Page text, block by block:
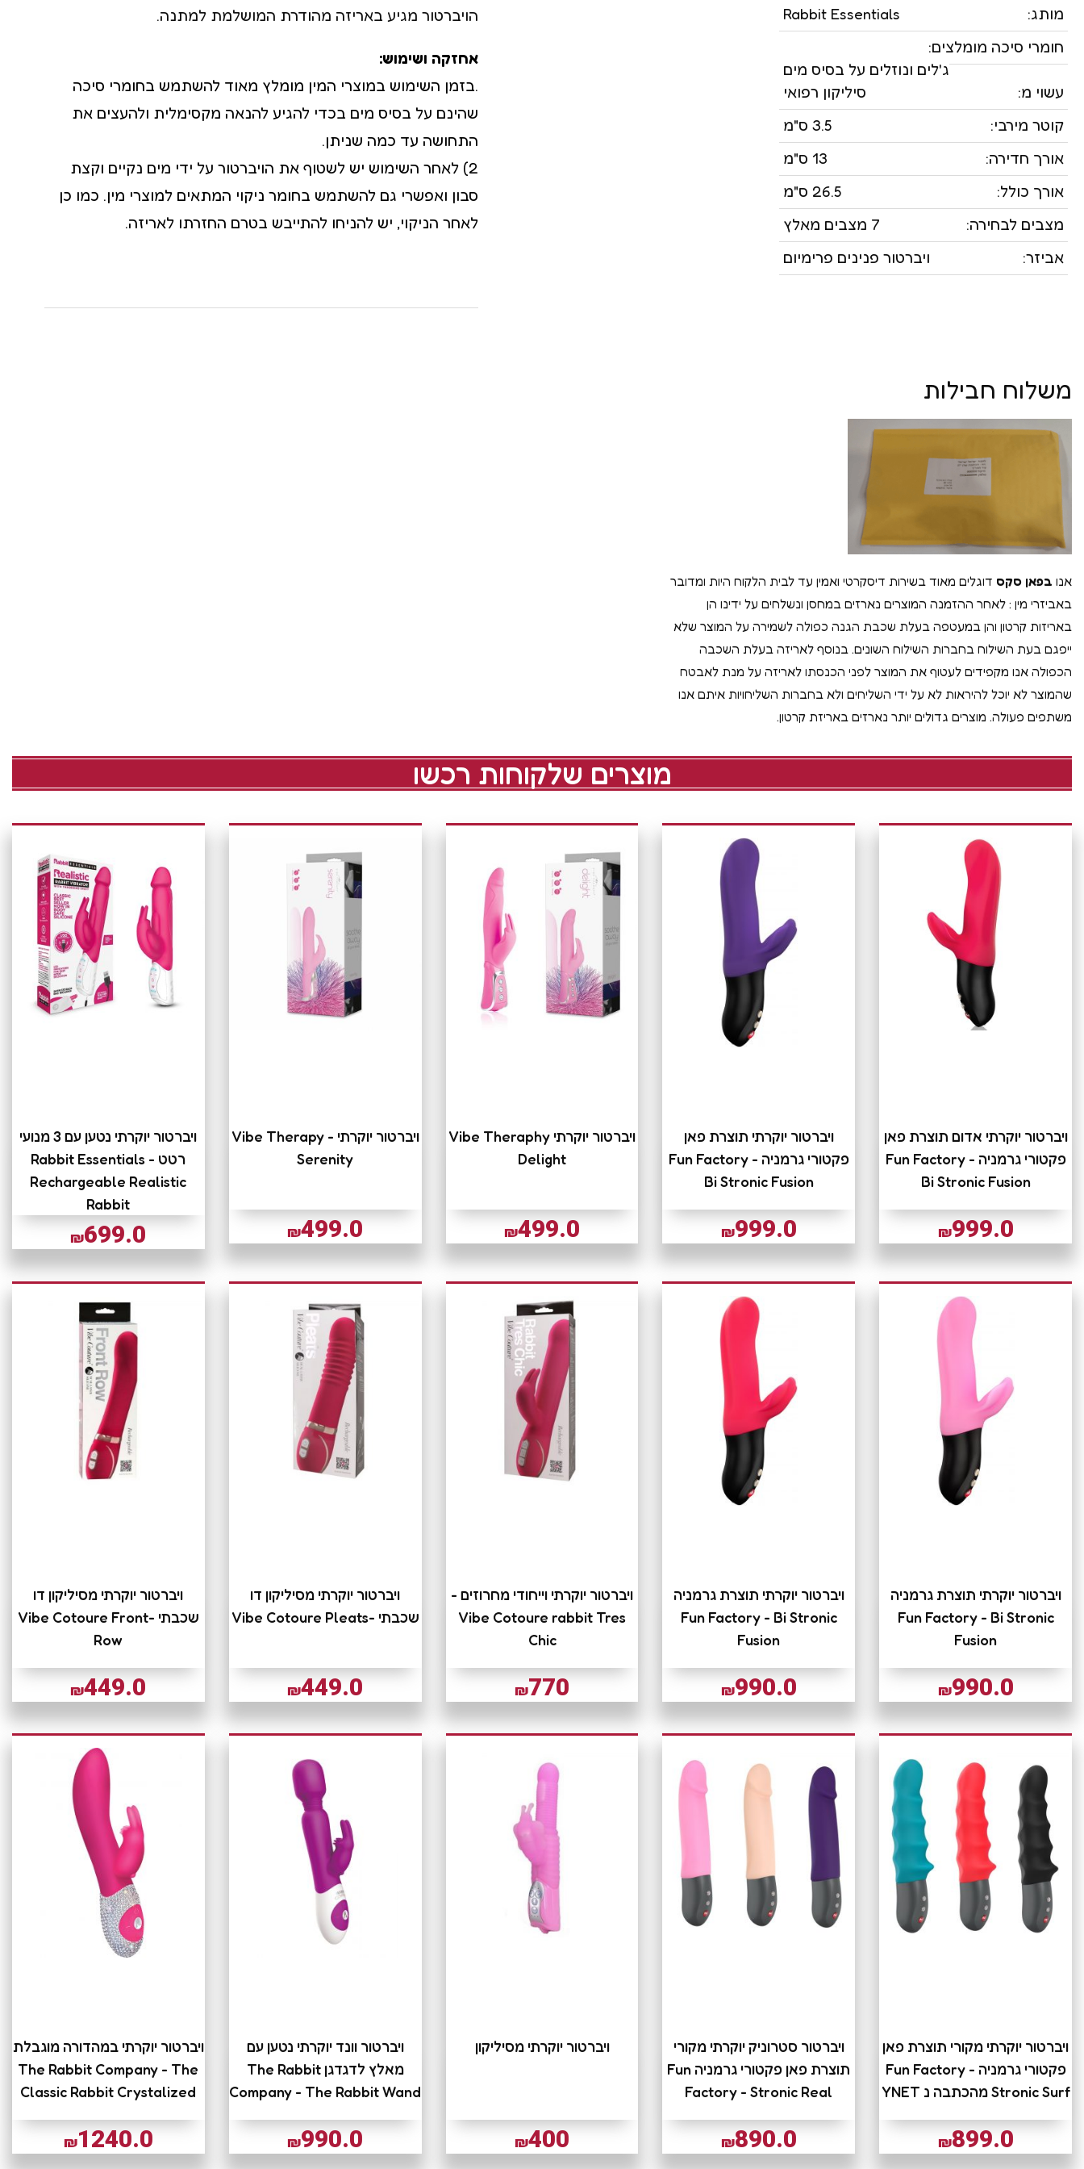
מותג:
Rabbit Essentials
חומרי סיכה מומלצים:
ג'לים ונוזלים על בסיס מים
עשוי מ:
סיליקון רפואי
קוטר מירבי:
3.5 ס"מ
אורך חדירה:
13 ס"מ
אורך כולל:
26.5 ס"מ
מצבים לבחירה:
7 מצבים מאלץ
אביזר:
ויברטור פנינים פרימיום
הויברטור מגיע באריזה מהודרת המושלמת למתנה.
אחזקה ושימוש:
.בזמן השימוש במוצרי המין מומלץ מאוד להשתמש בחומרי סיכה
שהינם על בסיס מים בכדי להגיע להנאה מקסימלית ולהעצים את
התחושה עד כמה שניתן.
2) לאחר השימוש יש לשטוף את הויברטור על ידי מים נקיים וקצת
סבון ואפשרי גם להשתמש בחומר ניקוי המתאים למוצרי מין. כמו כן
לאחר הניקוי, יש להניחו להתייבש בטרם החזרתו לאריזה.
משלוח חבילות
אנו בפאן סקס דוגלים מאוד בשירות דיסקרטי ואמין עד לבית הלקוח היות ומדובר
באביזרי מין : לאחר ההזמנה המוצרים נארזים במחסן ונשלחים על ידינו הן
באריזות קרטון והן במעטפה בעלת שכבת הגנה כפולה לשמירה על המוצר שלא
ייפגם בעת השילוח בחברות השילוח השונים. בנוסף לאריזה בעלת השכבה
הכפולה אנו מקפידים לעטוף את המוצר לפני הכנסתו לאריזה על מנת לאבטח
שהמוצר לא יוכל להיראות לא על ידי השליחים ולא בחברות השליחויות איתם אנו
משתפים פעולה. מוצרים גדולים יותר נארזים באריזת קרטון.
מוצרים שלקוחות רכשו
ויברטור יוקרתי אדום תוצרת פאן
פקטורי גרמניה Fun Factory -
Bi Stronic Fusion
₪999.0
ויברטור יוקרתי תוצרת פאן
פקטורי גרמניה Fun Factory -
Bi Stronic Fusion
₪999.0
ויברטור יוקרתי Vibe Theraphy
Delight
₪499.0
ויברטור יוקרתי Vibe Therapy -
Serenity
₪499.0
ויברטור יוקרתי נטען עם 3 מנועי
רטט Rabbit Essentials -
Rechargeable Realistic
Rabbit
₪699.0
ויברטור יוקרתי תוצרת גרמניה
Fun Factory - Bi Stronic
Fusion
₪990.0
ויברטור יוקרתי תוצרת גרמניה
Fun Factory - Bi Stronic
Fusion
₪990.0
ויברטור יוקרתי וייחודי מחרוזים -
Vibe Cotoure rabbit Tres
Chic
₪770
ויברטור יוקרתי מסיליקון דו
שכבתי -Vibe Cotoure Pleats
₪449.0
ויברטור יוקרתי מסיליקון דו
שכבתי -Vibe Cotoure Front
Row
₪449.0
ויברטור יוקרתי מקורי תוצרת פאן
פקטורי גרמניה Fun Factory -
Stronic Surf מהכתבה נ YNET
₪899.0
ויברטור סטרוניק יוקרתי מקורי
תוצרת פאן פקטורי גרמניה Fun
Factory - Stronic Real
₪890.0
ויברטור יוקרתי מסיליקון
₪400
ויברטור וונד יוקרתי נטען עם
מאלץ לדגדגן The Rabbit
Company - The Rabbit Wand
₪990.0
ויברטור יוקרתי במהדורה מוגבלת
The Rabbit Company - The
Classic Rabbit Crystalized
₪1240.0